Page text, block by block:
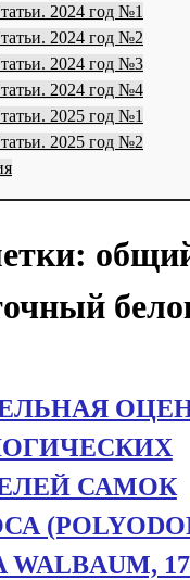
2024 год №1
2024 год №2
2024 год №3
2024 год №4
2025 год №1
2025 год №2
САМОК
WALBAUM,